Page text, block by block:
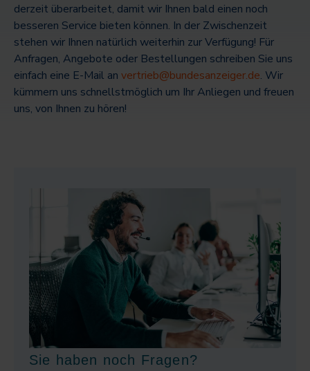
derzeit überarbeitet, damit wir Ihnen bald einen noch
besseren Service bieten können. In der Zwischenzeit
stehen wir Ihnen natürlich weiterhin zur Verfügung! Für
Anfragen, Angebote oder Bestellungen schreiben Sie uns
einfach eine E-Mail an vertrieb@bundesanzeiger.de. Wir
kümmern uns schnellstmöglich um Ihr Anliegen und freuen
uns, von Ihnen zu hören!
Sie haben noch Fragen?